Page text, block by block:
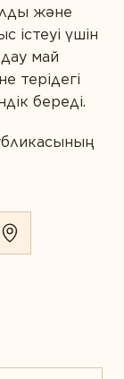
және
істеуі үшін
май
терідегі
береді.